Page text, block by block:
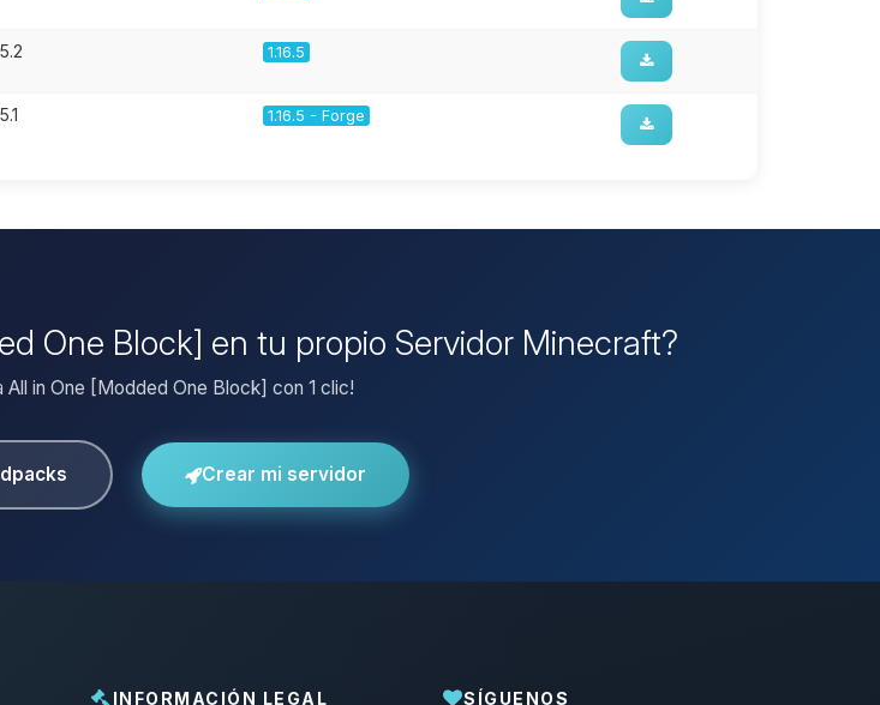
1.16.5
1.16.5 - Forge
One Block] en tu propio Servidor Minecraft?
All in One [Modded One Block] con 1 clic!
Crear mi servidor
INFORMACIÓN LEGAL SÍGUENOS